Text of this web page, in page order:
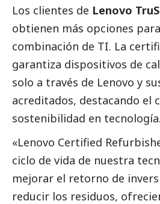
Los clientes de Lenovo
obtienen más opciones
combinación de TI. La
garantiza dispositivos de
solo a través de Lenovo y
acreditados, destacando el
sostenibilidad en tecnología.
«Lenovo Certified
ciclo de vida de nuestra
mejorar el retorno de
reducir los residuos,